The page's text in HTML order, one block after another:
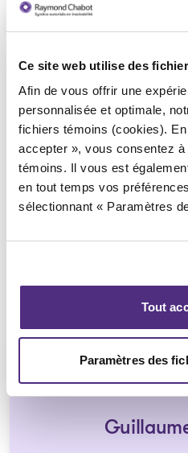
Ce site web utilise des
Afin de vous offrir une
personnalisée et optimale,
fichiers témoins (cookies).
accepter », vous consentez à
témoins. Il vous est
en tout temps vos
sélectionnant « Paramètres
Tout
Paramètres des
Syndic